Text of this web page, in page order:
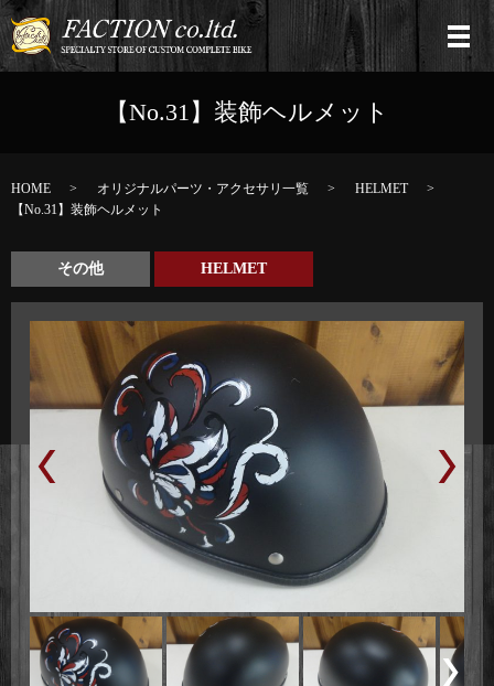
【No.31】装飾ヘルメット
HOME オリジナルパーツ・アクセサリ一覧
HELMET
【No.31】装飾ヘルメット
その他 HELMET